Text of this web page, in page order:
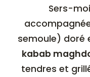
Sers-
semoule) doré
kabab
tendres et